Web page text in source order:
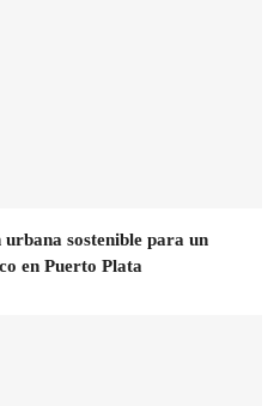
sostenible para un
en Puerto Plata